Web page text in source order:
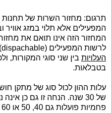
תרגום: מחזור השרות של
המפעילים אלא תלוי במזג
המחזור הזה אינו תואם את
לרשות המפעילים (dispachable)
העלויות בין שני סוגי המקורות,
בטבלאות.
עלות ההון לכול סוג של מתקן
של 30 שנה. הנחה זו גם כן
פחמיות פועלות גם 40, 50 או 60 שנה).